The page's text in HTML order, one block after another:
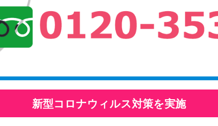
新型コロナウィルス対策を実施